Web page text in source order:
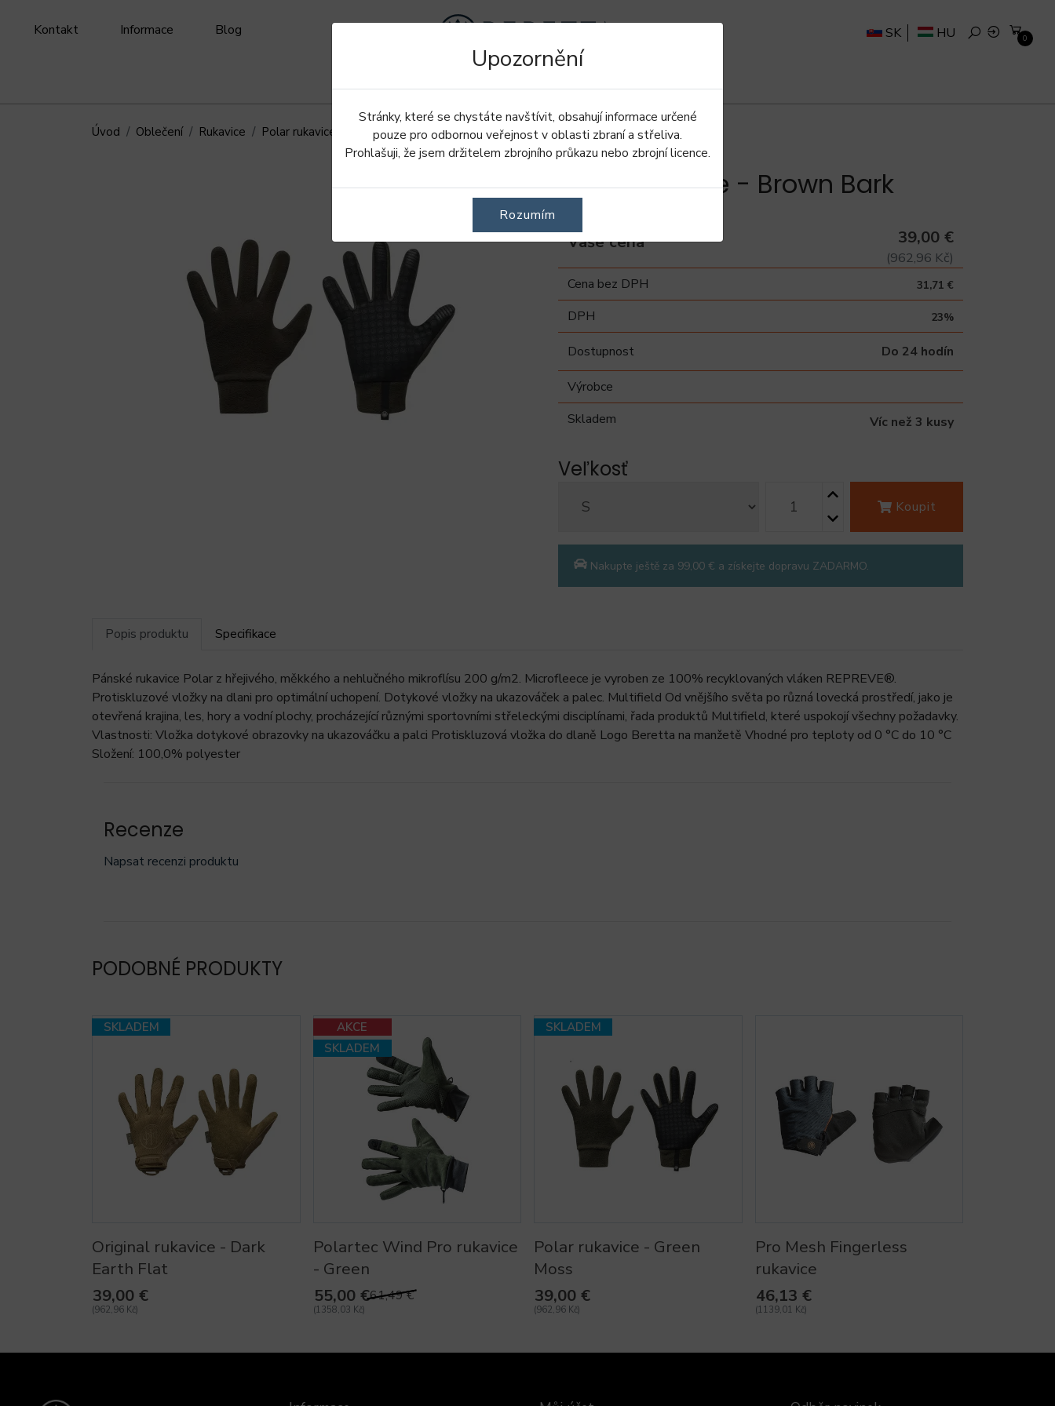
SK HU 0
Kontakt Informace Blog
Doplnky Oblečení Obuv
Úvod Oblečení Rukavice Polar rukavice - Brown Bark
Polar rukavice - Brown Bark
Vaše cena 39,00 €
(962,96 Kč)
Cena bez DPH
31,71 €
DPH 23%
Dostupnost Do 24 hodín
Výrobce
Skladem
Víc než 3 kusy
Veľkosť
Koupit
Nakupte ještě za 99,00 € a získejte dopravu ZADARMO.
Popis produktu Specifikace
Pánské rukavice Polar z hřejivého, měkkého a nehlučného mikroflísu 200 g/m2. Microfleece je vyroben ze 100% recyklovaných vláken REPREVE®.
Protiskluzové vložky na dlani pro optimální uchopení. Dotykové vložky na ukazováček a palec. Multifield Od vnějšího světa po různá lovecká prostředí, jako je
otevřená krajina, les, hory a vodní plochy, procházející různými sportovními střeleckými disciplínami, řada produktů Multifield, které uspokojí všechny požadavky.
Vlastnosti: Vložka dotykové obrazovky na ukazováčku a palci Protiskluzová vložka do dlaně Logo Beretta na manžetě Vhodné pro teploty od 0 °C do 10 °C
Složení: 100,0% polyester
Recenze
Napsat recenzi produktu
PODOBNÉ PRODUKTY
SKLADEM
Original rukavice - Dark
Earth Flat
39,00 €
(962,96 Kč)
AKCE
SKLADEM
Polartec Wind Pro rukavice
- Green
55,00 €61,49 €
(1358,03 Kč)
SKLADEM
Polar rukavice - Green
Moss
39,00 €
(962,96 Kč)
Pro Mesh Fingerless
rukavice
46,13 €
(1139,01 Kč)
Upozornění
Stránky, které se chystáte navštívit, obsahují informace určené
pouze pro odbornou veřejnost v oblasti zbraní a střeliva.
Prohlašuji, že jsem držitelem zbrojního průkazu nebo zbrojní licence.
Rozumím